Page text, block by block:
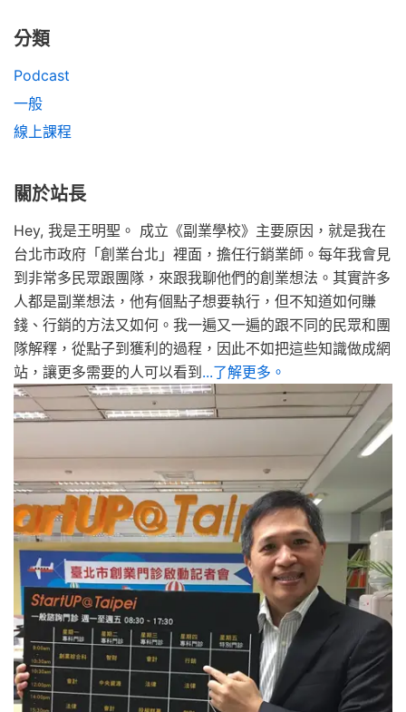
分類
Podcast
一般
線上課程
關於站長
Hey, 我是王明聖。 成立《副業學校》主要原因，就是我在
台北市政府「創業台北」裡面，擔任行銷業師。每年我會見
到非常多民眾跟團隊，來跟我聊他們的創業想法。其實許多
人都是副業想法，他有個點子想要執行，但不知道如何賺
錢、行銷的方法又如何。我一遍又一遍的跟不同的民眾和團
隊解釋，從點子到獲利的過程，因此不如把這些知識做成網
站，讓更多需要的人可以看到 ...了解更多。